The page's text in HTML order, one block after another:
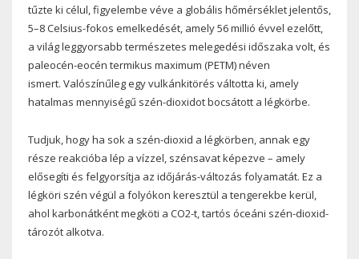
tűzte ki célul, figyelembe véve a globális hőmérséklet jelentős,
5–8 Celsius-fokos emelkedését, amely 56 millió évvel ezelőtt,
a világ leggyorsabb természetes melegedési időszaka volt, és
paleocén-eocén termikus maximum (PETM) néven
ismert. Valószínűleg egy vulkánkitörés váltotta ki, amely
hatalmas mennyiségű szén-dioxidot bocsátott a légkörbe.
Tudjuk, hogy ha sok a szén-dioxid a légkörben, annak egy
része reakcióba lép a vízzel, szénsavat képezve – amely
elősegíti és felgyorsítja az időjárás-változás folyamatát. Ez a
légköri szén végül a folyókon keresztül a tengerekbe kerül,
ahol karbonátként megköti a CO2-t, tartós óceáni szén-dioxid-
tározót alkotva.